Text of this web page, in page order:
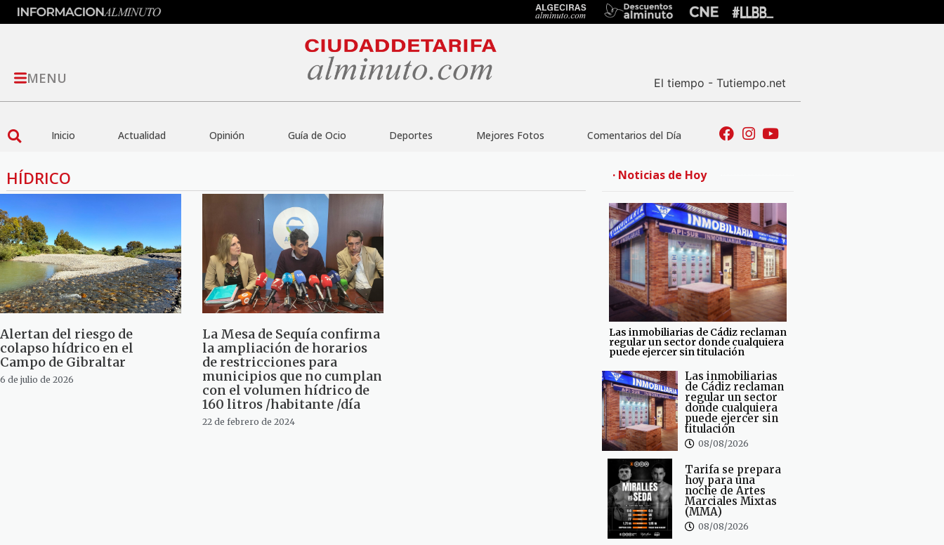
MENU El tiempo - Tutiempo.net
Inicio Actualidad Opinión Guía de Ocio Deportes Mejores Fotos Comentarios del Día
HÍDRICO
Alertan del riesgo de
colapso hídrico en el
Campo de Gibraltar
6 de julio de 2026
La Mesa de Sequía confirma
la ampliación de horarios
de restricciones para
municipios que no cumplan
con el volumen hídrico de
160 litros /habitante /día
22 de febrero de 2024
· Noticias de Hoy
Las inmobiliarias de Cádiz reclaman
regular un sector donde cualquiera
puede ejercer sin titulación
Las inmobiliarias
de Cádiz reclaman
regular un sector
donde cualquiera
puede ejercer sin
titulación
08/08/2026
Tarifa se prepara
hoy para una
noche de Artes
Marciales Mixtas
(MMA)
08/08/2026